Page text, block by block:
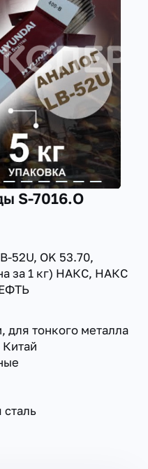
S-7016.O
52U, OK 53.70,
за 1 кг) НАКС, НАКС
для тонкого металла
Китай
сталь